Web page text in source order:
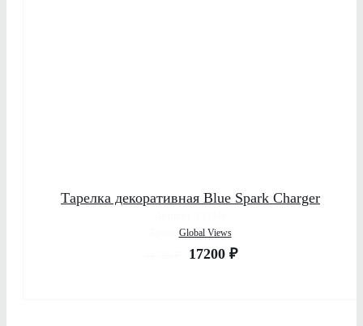
Тарелка декоративная Blue Spark Charger
Global Views
17200 ₽